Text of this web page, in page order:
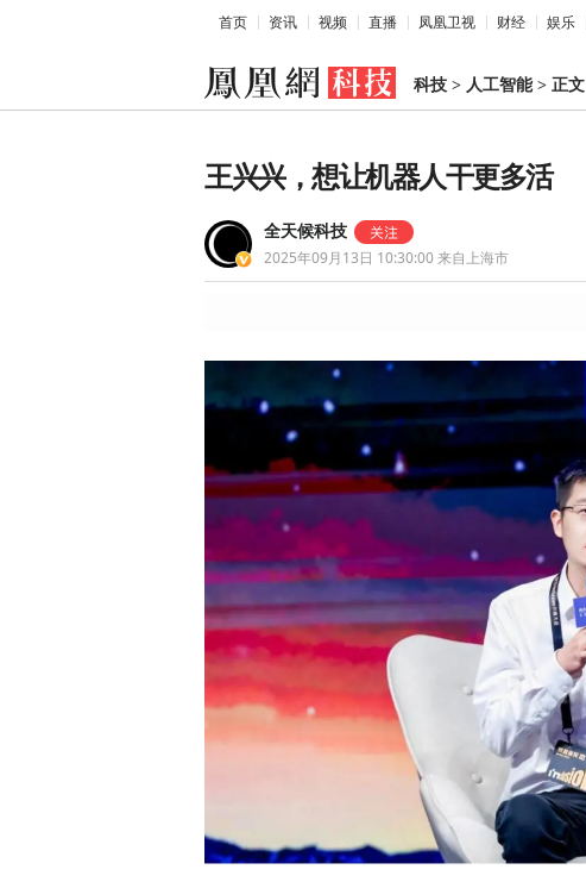
首页 资讯 视频 直播 凤凰卫视 财经 娱乐
科技 > 人工智能> 正文
王兴兴，想让机器人干更多活
全天候科技
2025年09月13日 10:30:00来自上海市